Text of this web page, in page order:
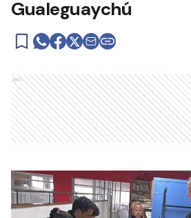
Gualeguaychú
Ads